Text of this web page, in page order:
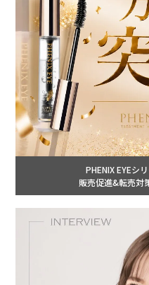
PHENIX EYEシ
販売促進&転売対